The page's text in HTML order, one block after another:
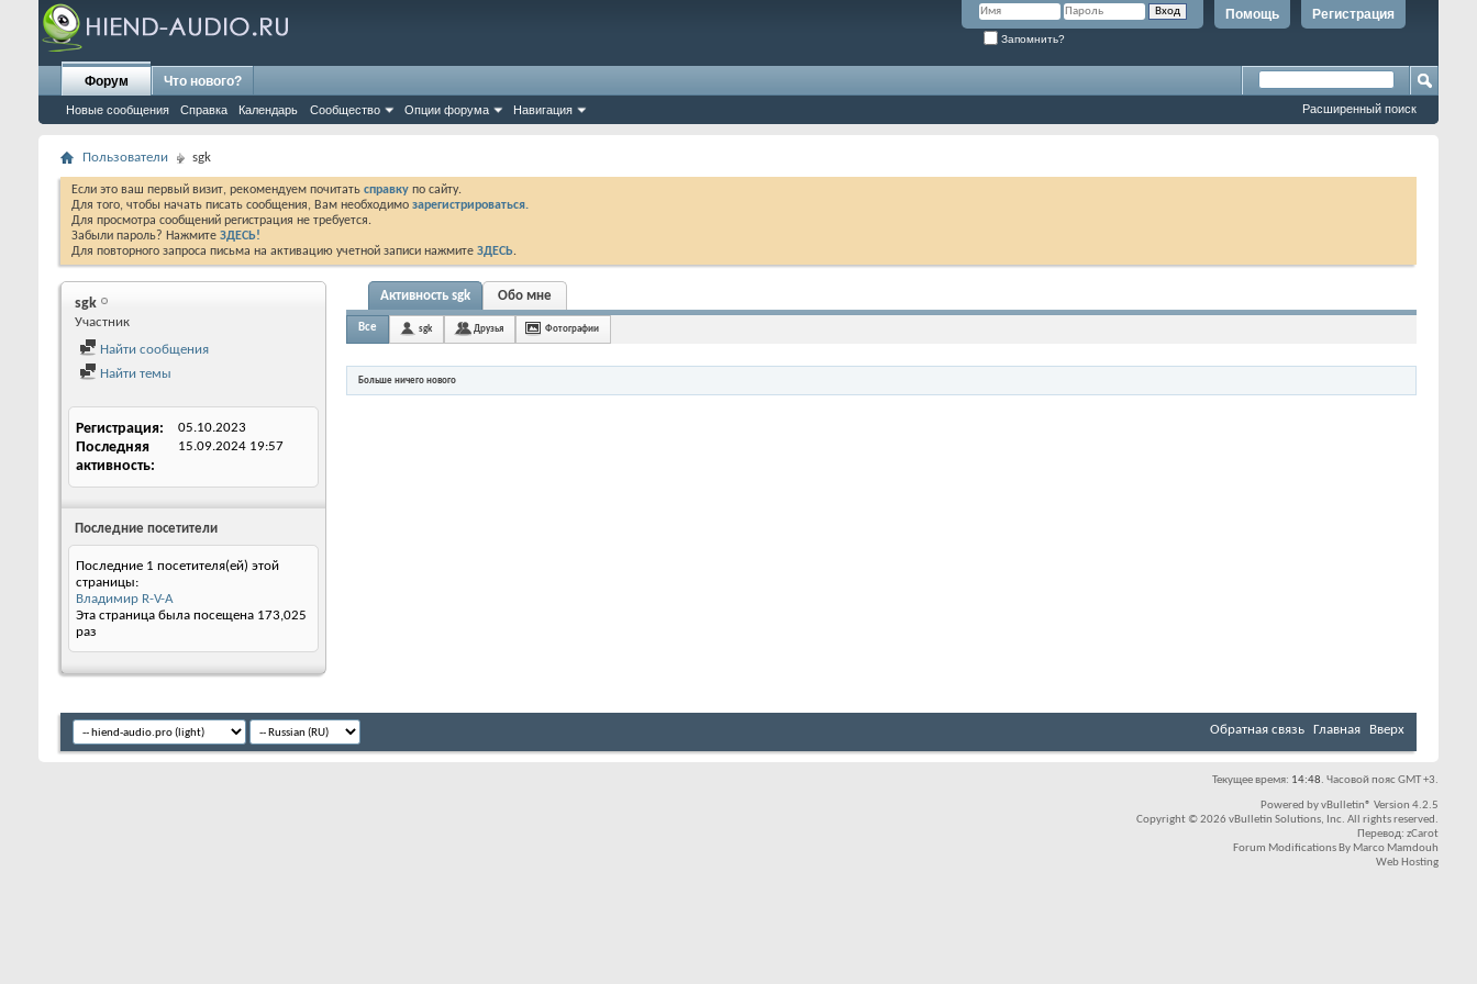
Регистрация
Помощь
Запомнить?
Форум
Новые сообщения Справка Календарь Сообщество Опции форума Навигация
Что нового?
Расширенный поиск
Пользователи sgk
Если это ваш первый визит, рекомендуем почитать справку по сайту.
Для того, чтобы начать писать сообщения, Вам необходимо зарегистрироваться.
Для просмотра сообщений регистрация не требуется.
Забыли пароль? Нажмите ЗДЕСЬ!
Для повторного запроса письма на активацию учетной записи нажмите ЗДЕСЬ.
sgk
Участник
Найти сообщения
Найти темы
Регистрация 05.10.2023
Последняя
активность
15.09.2024 19:57
Последние посетители
Последние 1 посетителя(ей) этой
страницы:
Владимир R-V-A
Эта страница была посещена 173,025
раз
Активность sgk Обо мне
Все sgk Друзья Фотографии
Больше ничего нового
Обратная связь Главная Вверх
Текущее время: 14:48. Часовой пояс GMT +3.
Powered byvBulletin® Version 4.2.5
Copyright © 2026 vBulletin Solutions, Inc. All rights reserved.
Перевод: zCarot
Forum Modifications By Marco Mamdouh
Web Hosting